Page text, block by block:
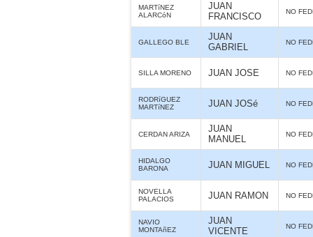
MARTíNEZ
ALARCóN
JUAN
FRANCISCO
NO
GALLEGO BLE
JUAN
GABRIEL
NO
SILLA MORENO JUAN JOSE NO
RODRíGUEZ
MARTíNEZ
JUAN JOSé NO
CERDAN ARIZA
JUAN
MANUEL
NO
HIDALGO
BARONA
JUAN MIGUEL NO
NOVELLA
PALACIOS
JUAN RAMON NO
NAVIO
MONTAñEZ
JUAN
VICENTE
NO